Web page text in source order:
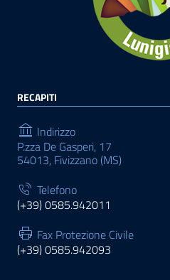
RECAPITI
Indirizzo
P.zza De Gasperi, 17
54013, Fivizzano (MS)
Telefono
(+39) 0585.942011
Fax Protezione Civile
(+39) 0585.942093